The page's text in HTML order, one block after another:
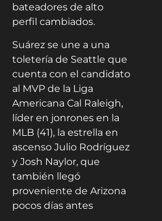
bateadores de alto
perfil cambiados.
Suárez se une a una
toletería de Seattle que
cuenta con el candidato
al MVP de la Liga
Americana Cal Raleigh,
líder en jonrones en la
MLB (41), la estrella en
ascenso Julio Rodríguez
y Josh Naylor, que
también llegó
proveniente de Arizona
pocos días antes